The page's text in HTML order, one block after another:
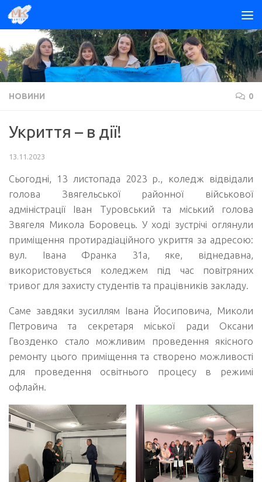
Skip to content
НОВИНИ 0
Укриття – в дії!
13.11.2023
Сьогодні, 13 листопада 2023 р., коледж відвідали
голова Звягельської районної військової
адміністрації Іван Туровський та міський голова
Звягеля Микола Боровець. У ході зустрічі оглянули
приміщення протирадіаційного укриття за адресою:
вул. Івана Франка 31а, яке, віднедавна,
використовується коледжем під час повітряних
тривог для захисту студентів та працівників закладу.
Саме завдяки зусиллям Івана Йосиповича, Миколи
Петровича та секретаря міської ради Оксани
Гвозденко стало можливим проведення якісного
ремонту цього приміщення та створено можливості
для проведення освітнього процесу в режимі
офлайн.